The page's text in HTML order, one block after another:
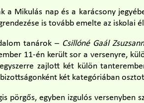
a Mikulás nap és a karácsony
is tovább emelte az iskolai
tanárok – Csillóné Gaál
11-én került sor a versenyre,
zajlott két külön
két kategóriában
pörgős, egyben izgulós